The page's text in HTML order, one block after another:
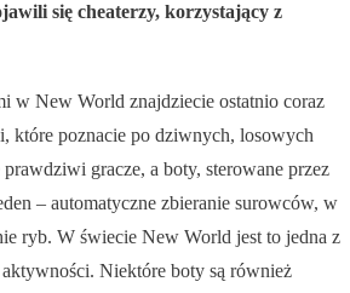
się cheaterzy, korzystający z
w New World znajdziecie ostatnio coraz
które poznacie po dziwnych, losowych
gracze, a boty, sterowane przez
– automatyczne zbieranie surowców, w
ryb. W świecie New World jest to jedna z
aktywności. Niektóre boty są również